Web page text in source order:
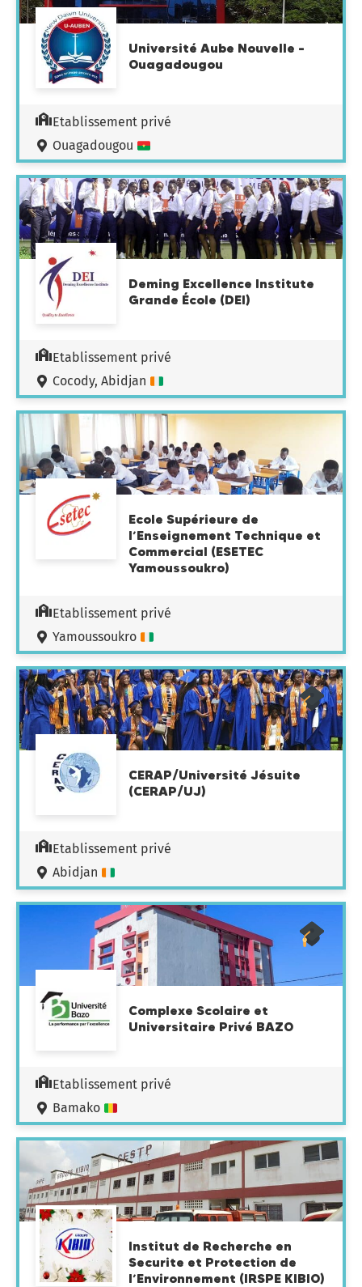
Université Aube Nouvelle –
Ouagadougou
Etablissement privé
Ouagadougou
Deming Excellence Institute
Grande École (DEI)
Etablissement privé
Cocody, Abidjan
Ecole Supérieure de
l’Enseignement Technique et
Commercial (ESETEC
Yamoussoukro)
Etablissement privé
Yamoussoukro
CERAP/Université Jésuite
(CERAP/UJ)
Etablissement privé
Abidjan
Complexe Scolaire et
Universitaire Privé BAZO
Etablissement privé
Bamako
Institut de Recherche en
Securite et Protection de
l’Environnement (IRSPE KIBIO)